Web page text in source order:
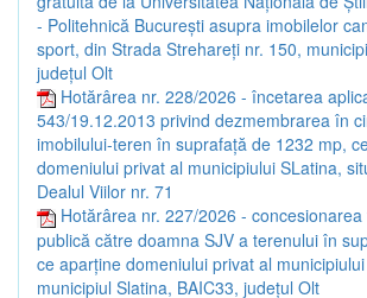
- Politehnică București asupra imobilelor
sport, din Strada Strehareți nr. 150,
județul Olt
Hotărârea nr. 228/2026 - încetarea
543/19.12.2013 privind dezmembrarea în
imobilului-teren în suprafață de 1232 mp,
domeniului privat al municipiului SLatina,
Dealul Viilor nr. 71
Hotărârea nr. 227/2026 -
publică către doamna SJV a terenului în
ce aparține domeniului privat al
municipiul Slatina, BAIC33, județul Olt